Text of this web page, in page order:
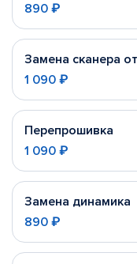
890 ₽
Замена сканера
1 090 ₽
Перепрошивка
1 090 ₽
Замена динамика
890 ₽